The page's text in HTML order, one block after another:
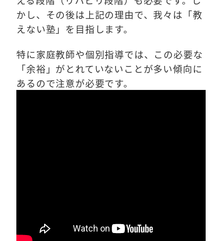
かし、その後は上記の理由で、我々は「教
えない塾」を目指します。
特に家庭教師や個別指導では、この必要な
「余裕」がとれていないことが多い傾向に
あるので注意が必要です。